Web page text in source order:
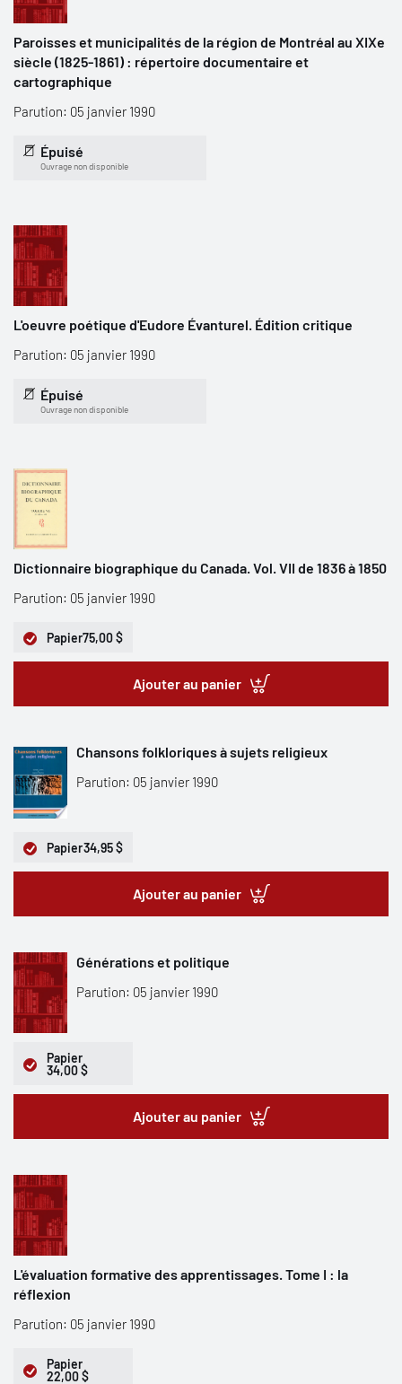
Paroisses et municipalités de la région de Montréal au XIXe
siècle (1825-1861) : répertoire documentaire et
cartographique
Parution: 05 janvier 1990
Épuisé
Ouvrage non disponible
L'oeuvre poétique d'Eudore Évanturel. Édition critique
Parution: 05 janvier 1990
Épuisé
Ouvrage non disponible
Dictionnaire biographique du Canada. Vol. VII de 1836 à 1850
Parution: 05 janvier 1990
Papier75,00 $
Ajouter au panier
Chansons folkloriques à sujets religieux
Parution: 05 janvier 1990
Papier34,95 $
Ajouter au panier
Générations et politique
Parution: 05 janvier 1990
Papier
34,00 $
Ajouter au panier
L'évaluation formative des apprentissages. Tome I : la
réflexion
Parution: 05 janvier 1990
Papier
22,00 $